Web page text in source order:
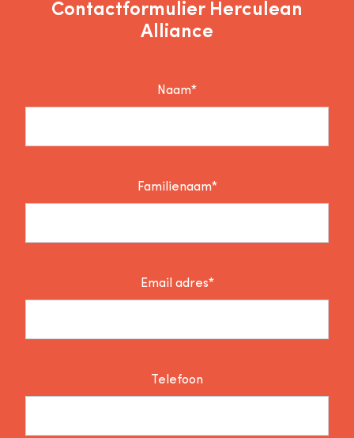
Contactformulier Herculean
Alliance
Naam*
Familienaam*
Email adres*
Telefoon